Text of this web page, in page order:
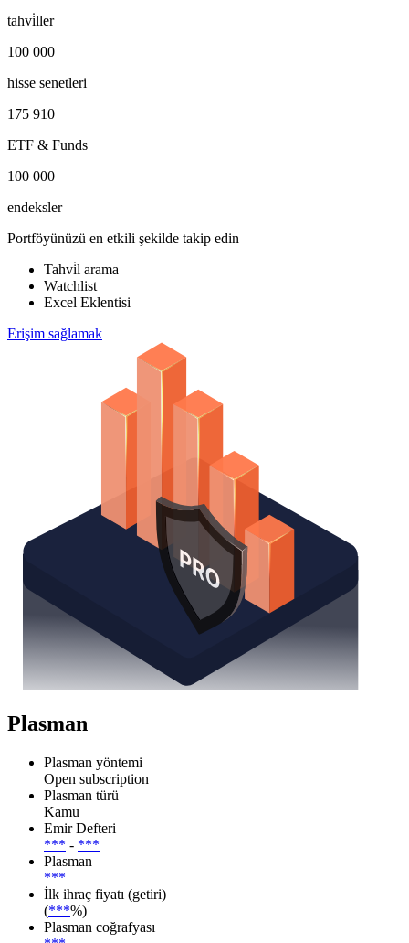
tahvi̇ller
100 000
hisse senetleri
175 910
ETF & Funds
100 000
endeksler
Portföyünüzü en etkili şekilde takip edin
Tahvi̇l arama
Watchlist
Excel Eklentisi
Erişim sağlamak
Plasman
Plasman yöntemi
Open subscription
Plasman türü
Kamu
Emir Defteri
*** - ***
Plasman
***
İlk ihraç fiyatı (getiri)
(***%)
Plasman coğrafyası